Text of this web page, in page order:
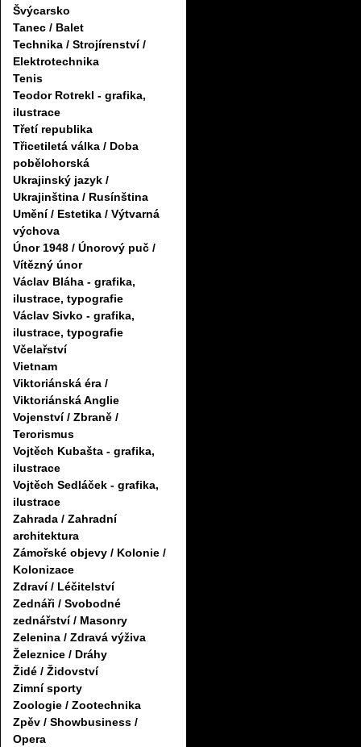
Švýcarsko
Tanec / Balet
Technika / Strojírenství /
Elektrotechnika
Tenis
Teodor Rotrekl - grafika,
ilustrace
Třetí republika
Třicetiletá válka / Doba
pobělohorská
Ukrajinský jazyk /
Ukrajinština / Rusínština
Umění / Estetika / Výtvarná
výchova
Únor 1948 / Únorový puč /
Vítězný únor
Václav Bláha - grafika,
ilustrace, typografie
Václav Sivko - grafika,
ilustrace, typografie
Včelařství
Vietnam
Viktoriánská éra /
Viktoriánská Anglie
Vojenství / Zbraně /
Terorismus
Vojtěch Kubašta - grafika,
ilustrace
Vojtěch Sedláček - grafika,
ilustrace
Zahrada / Zahradní
architektura
Zámořské objevy / Kolonie /
Kolonizace
Zdraví / Léčitelství
Zednáři / Svobodné
zednářství / Masonry
Zelenina / Zdravá výživa
Železnice / Dráhy
Židé / Židovství
Zimní sporty
Zoologie / Zootechnika
Zpěv / Showbusiness /
Opera